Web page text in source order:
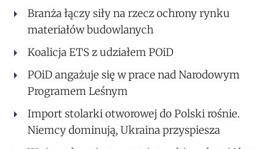
Branża łączy siły na rzecz ochrony rynku
materiałów budowlanych
Koalicja ETS z udziałem POiD
POiD angażuje się w prace nad Narodowym
Programem Leśnym
Import stolarki otworowej do Polski rośnie.
Niemcy dominują, Ukraina przyspiesza